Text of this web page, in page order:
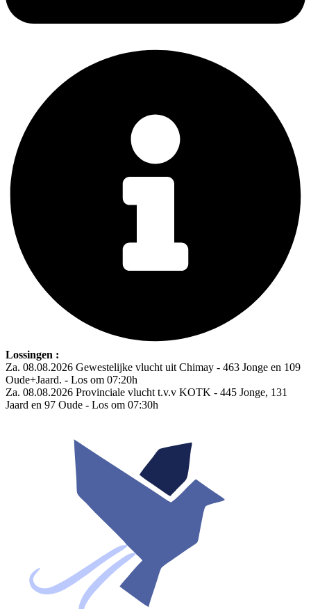
Lossingen :
Za. 08.08.2026 Gewestelijke vlucht uit Chimay - 463 Jonge en 109
Oude+Jaard. - Los om 07:20h
Za. 08.08.2026 Provinciale vlucht t.v.v KOTK - 445 Jonge, 131
Jaard en 97 Oude - Los om 07:30h